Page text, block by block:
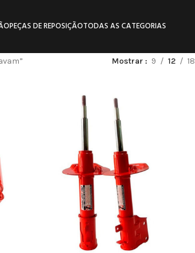
PEÇAS DE REPOSIÇÃOTODAS AS CATEGORIAS
Mostrar 9 12 18